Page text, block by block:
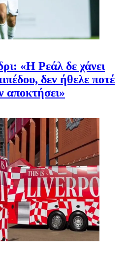
«Η Ρεάλ δε χάνει
δεν ήθελε ποτέ
αποκτήσει»